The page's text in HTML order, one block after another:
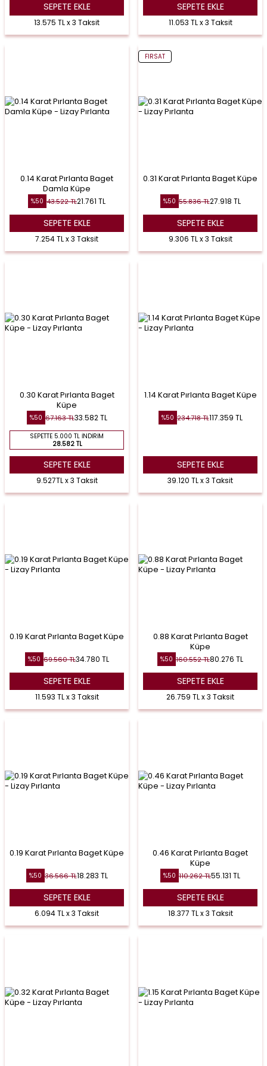
SEPETE EKLE
13.575 TL x 3 Taksit
SEPETE EKLE
11.053 TL x 3 Taksit
0.14 Karat Pırlanta Baget
Damla Küpe
%50 43.522TL21.761 TL
SEPETE EKLE
7.254 TL x 3 Taksit
FIRSAT
0.31 Karat Pırlanta Baget Küpe
%50 55.836TL27.918 TL
SEPETE EKLE
9.306 TL x 3 Taksit
0.30 Karat Pırlanta Baget
Küpe
%50 67.163TL33.582TL
SEPETTE 5.000 TL İNDIRIM
28.582 TL
SEPETE EKLE
9.527TL x 3 Taksit
1.14 Karat Pırlanta Baget Küpe
%50 234.718TL117.359 TL
SEPETE EKLE
39.120 TL x 3 Taksit
0.19 Karat Pırlanta Baget Küpe
%50 69.560TL34.780 TL
SEPETE EKLE
11.593 TL x 3 Taksit
0.88 Karat Pırlanta Baget
Küpe
%50 160.552TL80.276 TL
SEPETE EKLE
26.759 TL x 3 Taksit
0.19 Karat Pırlanta Baget Küpe
%50 36.566TL18.283 TL
SEPETE EKLE
6.094 TL x 3 Taksit
0.46 Karat Pırlanta Baget
Küpe
%50 110.262TL55.131 TL
SEPETE EKLE
18.377 TL x 3 Taksit